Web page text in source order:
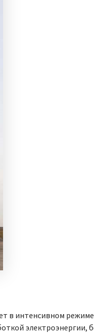
в интенсивном
электроэнергии,